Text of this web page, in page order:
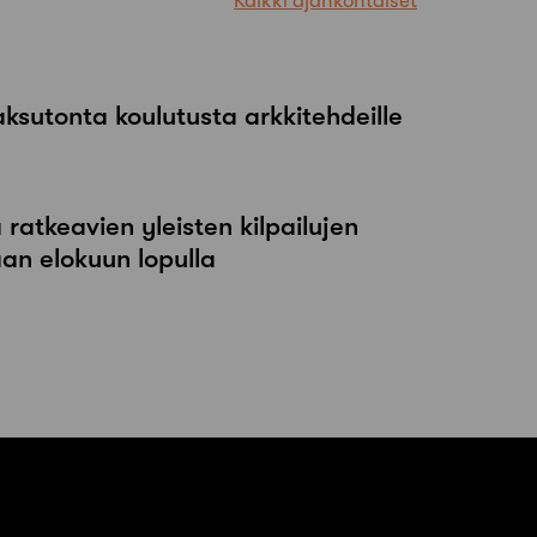
koulutusta arkkitehdeille
ratkeavien yleisten kilpailujen
elokuun lopulla